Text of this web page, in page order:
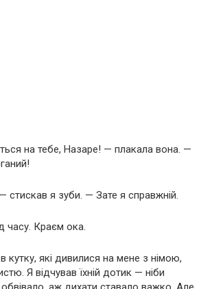
на тебе, Назаре! — плакала вона. —
стискав я зуби. — Зате я справжній.
часу. Краєм ока.
в кутку, які дивилися на мене з німою,
Я відчував їхній дотик — ніби